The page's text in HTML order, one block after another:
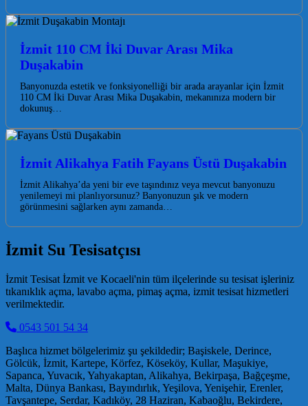
İzmit 110 CM İki Duvar Arası Mika
Duşakabin
Banyonuzda estetik ve fonksiyonelliği bir arada arayanlar için İzmit
110 CM İki Duvar Arası Mika Duşakabin, mekanınıza modern bir
dokunuş…
İzmit Alikahya Fatih Fayans Üstü Duşakabin
İzmit Alikahya’da yeni bir eve taşındınız veya mevcut banyonuzu
yenilemeyi mi planlıyorsunuz? Banyonuzun şık ve modern
görünmesini sağlarken aynı zamanda…
İzmit Su Tesisatçısı
İzmit Tesisat İzmit ve Kocaeli'nin tüm ilçelerinde su tesisat işleriniz
tıkanıklık açma, lavabo açma, pimaş açma, izmit tesisat hizmetleri
verilmektedir.
0543 501 54 34
Başlıca hizmet bölgelerimiz şu şekildedir; Başiskele, Derince,
Gölcük, İzmit, Kartepe, Körfez, Köseköy, Kullar, Maşukiye,
Sapanca, Yuvacık, Yahyakaptan, Alikahya, Bekirpaşa, Bağçeşme,
Malta, Dünya Bankası, Bayındırlık, Yeşilova, Yenişehir, Erenler,
Tavşantepe, Serdar, Kadıköy, 28 Haziran, Kabaoğlu, Bekirdere,